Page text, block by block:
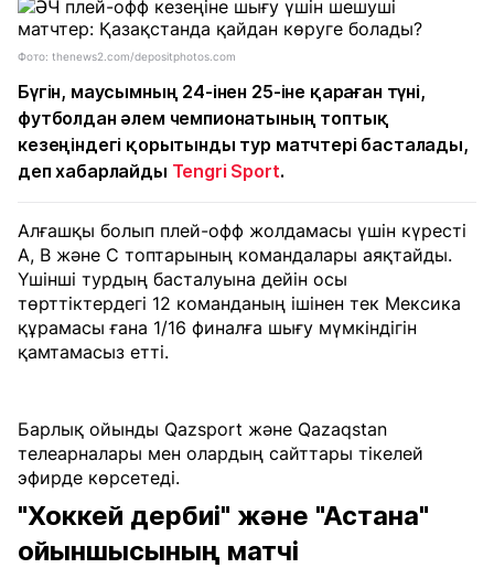
Фото: thenews2.com/depositphotos.com
Бүгін, маусымның 24-інен 25-іне қараған түні,
футболдан әлем чемпионатының топтық
кезеңіндегі қорытынды тур матчтері басталады,
деп хабарлайды Tengri Sport.
Алғашқы болып плей-офф жолдамасы үшін күресті
А, В және С топтарының командалары аяқтайды.
Үшінші турдың басталуына дейін осы
төрттіктердегі 12 команданың ішінен тек Мексика
құрамасы ғана 1/16 финалға шығу мүмкіндігін
қамтамасыз етті.
Барлық ойынды Qazsport және Qazaqstan
телеарналары мен олардың сайттары тікелей
эфирде көрсетеді.
"Хоккей дербиі" және "Астана"
ойыншысының матчі